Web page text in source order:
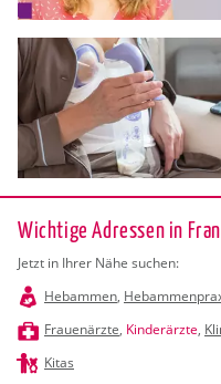
Wichtige Adressen in
Jetzt in Ihrer Nähe suchen:
Hebammen,
Frauenärzte, Kinderärzte,
Kitas